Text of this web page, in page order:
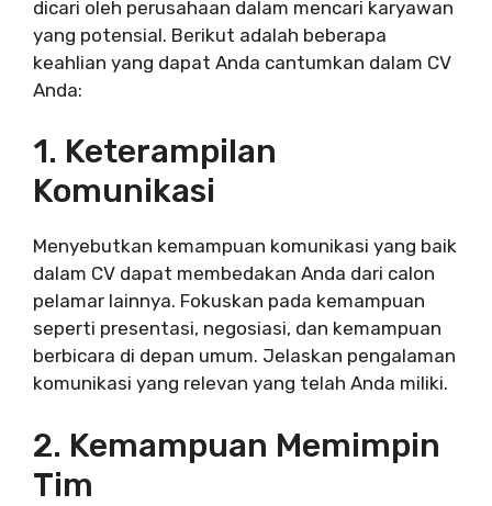
dicari oleh perusahaan dalam mencari karyawan
yang potensial. Berikut adalah beberapa
keahlian yang dapat Anda cantumkan dalam CV
Anda:
1. Keterampilan
Komunikasi
Menyebutkan kemampuan komunikasi yang baik
dalam CV dapat membedakan Anda dari calon
pelamar lainnya. Fokuskan pada kemampuan
seperti presentasi, negosiasi, dan kemampuan
berbicara di depan umum. Jelaskan pengalaman
komunikasi yang relevan yang telah Anda miliki.
2. Kemampuan Memimpin
Tim